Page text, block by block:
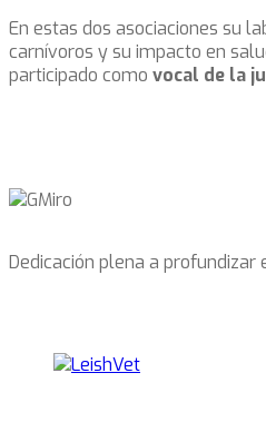
En estas dos asociaciones su
carnívoros y su impacto en
participado como vocal de la
Dedicación plena a